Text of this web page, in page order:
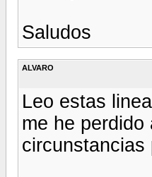
Saludos
ALVARO
Leo estas
me he